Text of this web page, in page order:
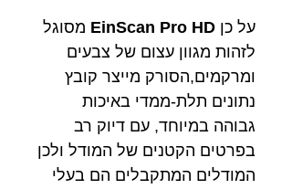
על כן
מסוגל
לזהות מגוון עצום של צבעים
ומרקמים,הסורק מייצר קובץ
נתונים תלת-ממדי באיכות
גבוהה במיוחד, עם דיוק רב
בפרטים הקטנים של המודל ולכן
המודלים המתקבלים הם בעלי